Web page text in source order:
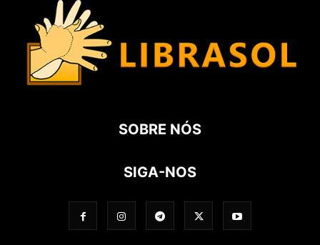
SOBRE NÓS
SIGA-NOS